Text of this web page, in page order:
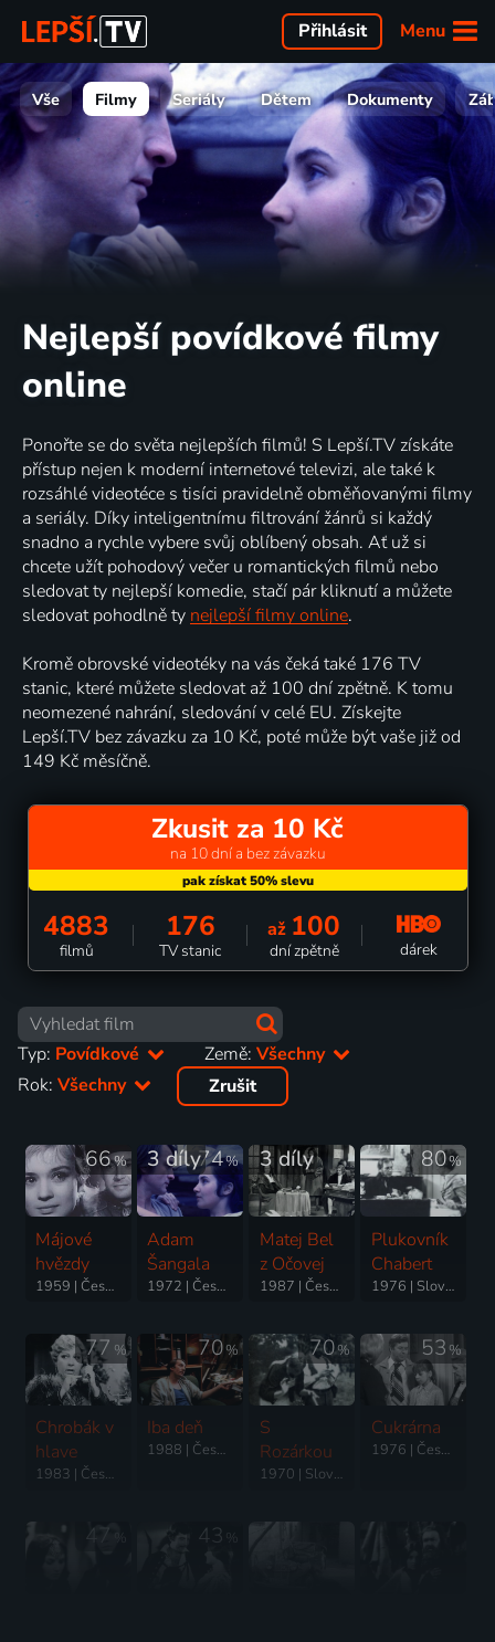
Menu
Přihlásit
Vše Filmy Seriály Dětem Dokumenty
Nejlepší povídkové filmy
online
Ponořte se do světa nejlepších filmů! S Lepší.TV získáte
přístup nejen k moderní internetové televizi, ale také k
rozsáhlé videotéce s tisíci pravidelně obměňovanými filmy
a seriály. Díky inteligentnímu filtrování žánrů si každý
snadno a rychle vybere svůj oblíbený obsah. Ať už si
chcete užít pohodový večer u romantických filmů nebo
sledovat ty nejlepší komedie, stačí pár kliknutí a můžete
sledovat pohodlně ty nejlepší filmy online.
Kromě obrovské videotéky na vás čeká také 176 TV
stanic, které můžete sledovat až 100 dní zpětně. K tomu
neomezené nahrání, sledování v celé EU. Získejte
Lepší.TV bez závazku za 10 Kč, poté může být vaše již od
149 Kč měsíčně.
Zkusit za 10 Kč
na 10 dní a bez závazku
4883
filmů
176
TV stanic
až 100
dní zpětně dárek
Typ: Povídkové Země:Všechny
Rok: Všechny Zrušit
66%
Májové
hvězdy
1959 | Československo, Rusko | Válečný, Povídkový
74%
3 díly
Adam
Šangala
1972 | Československo | Akční, Dobrodružný, Historický, Povídkový, Romantický
3 díly
Matej Bel
z Očovej
1987 | Československo | Drama, Povídkový
80%
Plukovník
Chabert
1976 | Slovensko | Drama, Povídkový
77 %
Chrobák v
hlave
1983 | Československo | Komedie, Povídkový
70%
Iba deň
1988 | Československo | Drama, Povídkový
70%
S
Rozárkou
1970 | Slovensko | Povídkový
53 %
Cukrárna
1976 | Československo | Povídkový
47 % 43